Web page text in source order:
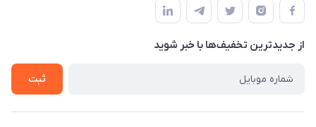
ثبت فیش
لیست محصولات
حریم خصوصی
از جدید‌ترین تخفیف‌ها با‌ خبر شوید
ثبت